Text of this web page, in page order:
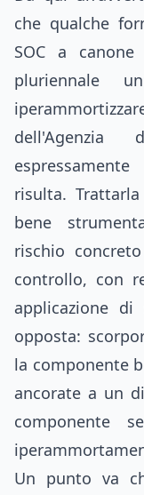
che qualche
SOC a
pluriennale
risulta.
bene
rischio
controllo, con
applicazione
opposta:
la componente
ancorate a un
componente
Un punto va